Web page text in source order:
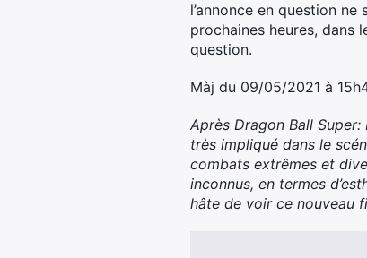
l’annonce en question
prochaines heures, dans
question.
Màj du 09/05/2021 à
Après Dragon Ball
très impliqué dans le
combats extrêmes et
inconnus, en termes
hâte de voir ce nouveau